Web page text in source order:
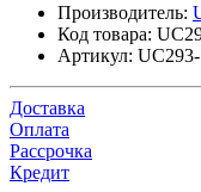
Производитель:
Код товара:
Артикул: UC293-
Доставка
Оплата
Рассрочка
Кредит